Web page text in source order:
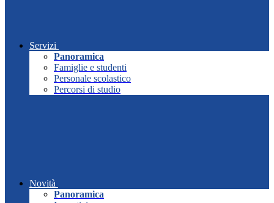
Servizi
Panoramica
Famiglie e studenti
Personale scolastico
Percorsi di studio
Novità
Panoramica